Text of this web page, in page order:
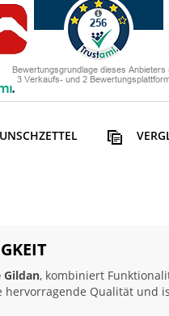
Gildan, kombiniert
hervorragende Qualität und